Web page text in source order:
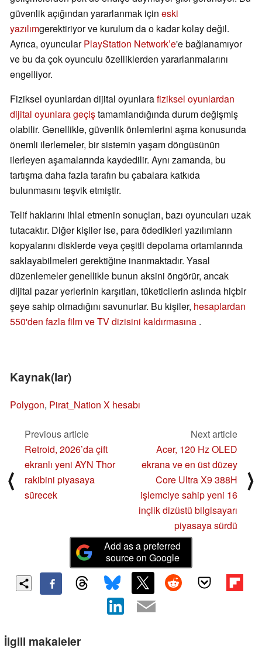
güvenlik açığından yararlanmak için eski
yazılımgerektiriyor ve kurulum da o kadar kolay değil.
Ayrıca, oyuncularPlayStation Network’e'e bağlanamıyor
ve bu da çok oyunculu özelliklerden yararlanmalarını
engelliyor.
Fiziksel oyunlardan dijital oyunlarafiziksel oyunlardan
dijital oyunlara geçiştamamlandığında durum değişmiş
olabilir. Genellikle, güvenlik önlemlerini aşma konusunda
önemli ilerlemeler, bir sistemin yaşam döngüsünün
ilerleyen aşamalarında kaydedilir. Aynı zamanda, bu
tartışma daha fazla tarafın bu çabalara katkıda
bulunmasını teşvik etmiştir.
Telif haklarını ihlal etmenin sonuçları, bazı oyuncuları uzak
tutacaktır. Diğer kişiler ise, para ödedikleri yazılımların
kopyalarını disklerde veya çeşitli depolama ortamlarında
saklayabilmeleri gerektiğine inanmaktadır. Yasal
düzenlemeler genellikle bunun aksini öngörür, ancak
dijital pazar yerlerinin karşıtları, tüketicilerin aslında hiçbir
şeye sahip olmadığını savunurlar. Bu kişiler, hesaplardan
550'den fazla film ve TV dizisini kaldırmasına .
Kaynak(lar)
Polygon, Pirat_Nation X hesabı
⟨
Previous article
Retroid, 2026’da çift
ekranlı yeni AYN Thor
rakibini piyasaya
sürecek
Next article
Acer, 120 Hz OLED
ekrana ve en üst düzey
Core Ultra X9 388H
işlemciye sahip yeni 16
inçlik dizüstü bilgisayarı
piyasaya sürdü
⟩
Add as a preferred
source on Google
İlgili makaleler